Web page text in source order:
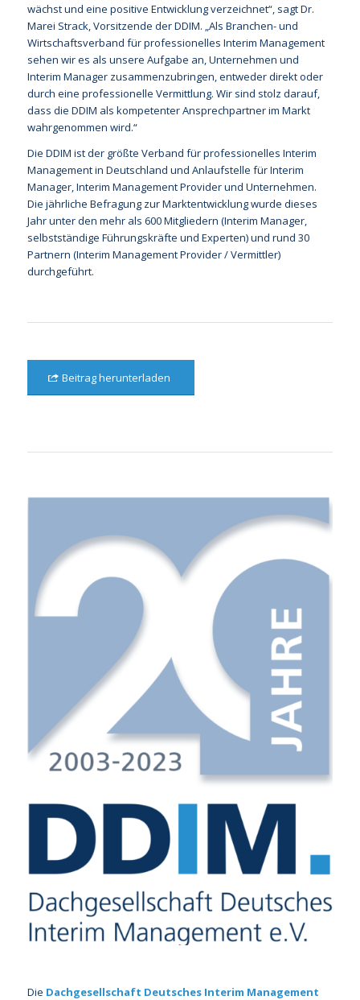
wächst und eine positive Entwicklung verzeichnet“, sagt Dr.
Marei Strack, Vorsitzende der DDIM. „Als Branchen- und
Wirtschaftsverband für professionelles Interim Management
sehen wir es als unsere Aufgabe an, Unternehmen und
Interim Manager zusammenzubringen, entweder direkt oder
durch eine professionelle Vermittlung. Wir sind stolz darauf,
dass die DDIM als kompetenter Ansprechpartner im Markt
wahrgenommen wird.“
Die DDIM ist der größte Verband für professionelles Interim
Management in Deutschland und Anlaufstelle für Interim
Manager, Interim Management Provider und Unternehmen.
Die jährliche Befragung zur Marktentwicklung wurde dieses
Jahr unter den mehr als 600 Mitgliedern (Interim Manager,
selbstständige Führungskräfte und Experten) und rund 30
Partnern (Interim Management Provider / Vermittler)
durchgeführt.
Beitrag herunterladen
Die Dachgesellschaft Deutsches Interim Management